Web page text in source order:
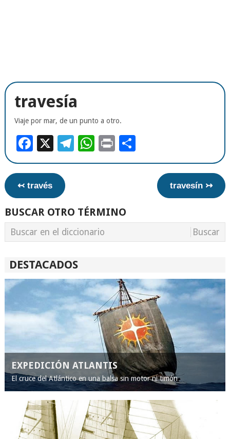
travesía
Viaje por mar, de un punto a otro.
Facebook
X Telegram
WhatsApp
Print
↢ través travesín ↣
BUSCAR OTRO TÉRMINO
DESTACADOS
EXPEDICIÓN ATLANTIS
El cruce del Atlántico en una balsa sin motor ni timón